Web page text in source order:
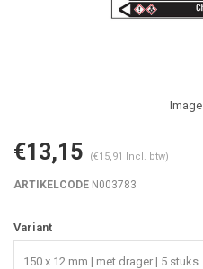
Image
€13,15 (€15,91 Incl. btw)
ARTIKELCODE N003783
Variant
150 x 12 mm | met drager | 5 stuks